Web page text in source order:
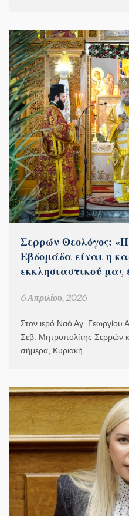
Σερρών Θεολόγος:
Εβδομάδα είναι η
εκκλησιαστικού μας
6 Απριλίου, 2026
Στον ιερό Ναό Αγ. Γεωργίου
Σεβ. Μητροπολίτης Σερρών
σήμερα, Κυριακή…